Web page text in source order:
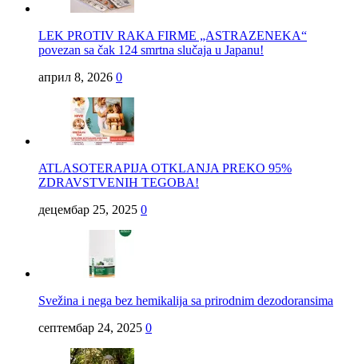
LEK PROTIV RAKA FIRME „ASTRAZENEKA“
povezan sa čak 124 smrtna slučaja u Japanu!
април 8, 2026 0
ATLASOTERAPIJA OTKLANJA PREKO 95%
ZDRAVSTVENIH TEGOBA!
децембар 25, 2025 0
Svežina i nega bez hemikalija sa prirodnim dezodoransima
септембар 24, 2025 0